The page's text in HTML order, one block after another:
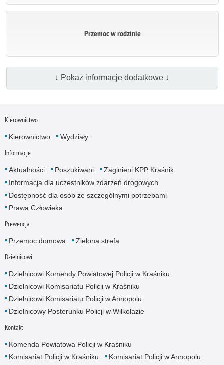
Przemoc w rodzinie
↓ Pokaż informacje dodatkowe ↓
Kierownictwo
Kierownictwo Wydziały
Informacje
Aktualności Poszukiwani
Zaginieni KPP Kraśnik
Informacja dla uczestników zdarzeń drogowych
Dostępność dla osób ze szczególnymi potrzebami
Prawa Człowieka
Prewencja
Przemoc domowa Zielona strefa
Dzielnicowi
Dzielnicowi Komendy Powiatowej Policji w Kraśniku
Dzielnicowi Komisariatu Policji w Kraśniku
Dzielnicowi Komisariatu Policji w Annopolu
Dzielnicowy Posterunku Policji w Wilkołazie
Kontakt
Komenda Powiatowa Policji w Kraśniku
Komisariat Policji w Kraśniku
Komisariat Policji w Annopolu